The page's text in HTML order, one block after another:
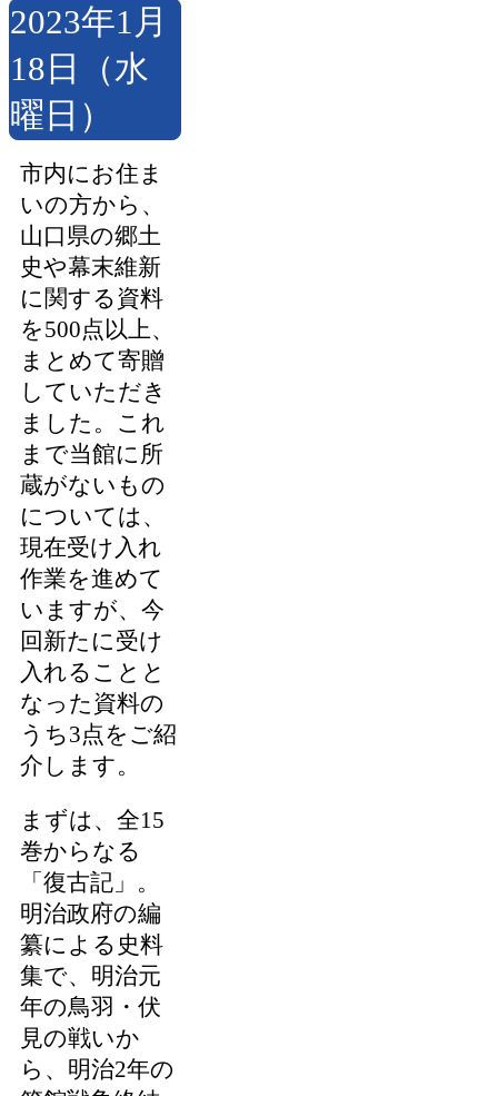
2023年1月
18日（水
曜日）
市内にお住ま
いの方から、
山口県の郷土
史や幕末維新
に関する資料
を500点以上、
まとめて寄贈
していただき
ました。これ
まで当館に所
蔵がないもの
については、
現在受け入れ
作業を進めて
いますが、今
回新たに受け
入れることと
なった資料の
うち3点をご紹
介します。
まずは、全15
巻からなる
「復古記」。
明治政府の編
纂による史料
集で、明治元
年の鳥羽・伏
見の戦いか
ら、明治2年の